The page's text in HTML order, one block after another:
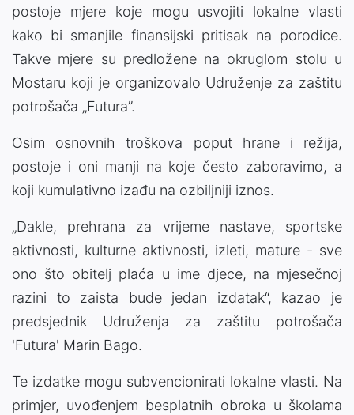
postoje mjere koje mogu usvojiti lokalne vlasti
kako bi smanjile finansijski pritisak na porodice.
Takve mjere su predložene na okruglom stolu u
Mostaru koji je organizovalo Udruženje za zaštitu
potrošača „Futura”.
Osim osnovnih troškova poput hrane i režija,
postoje i oni manji na koje često zaboravimo, a
koji kumulativno izađu na ozbiljniji iznos.
„Dakle, prehrana za vrijeme nastave, sportske
aktivnosti, kulturne aktivnosti, izleti, mature - sve
ono što obitelj plaća u ime djece, na mjesečnoj
razini to zaista bude jedan izdatak“, kazao je
predsjednik Udruženja za zaštitu potrošača
'Futura' Marin Bago.
Te izdatke mogu subvencionirati lokalne vlasti. Na
primjer, uvođenjem besplatnih obroka u školama